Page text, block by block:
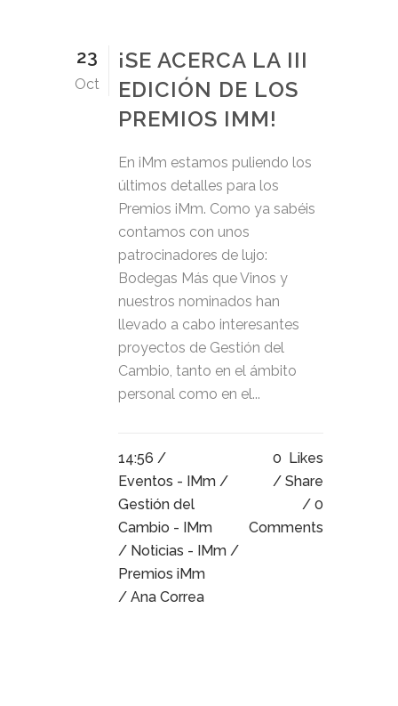
23
Oct
¡SE ACERCA LA III
EDICIÓN DE LOS
PREMIOS IMM!
En iMm estamos puliendo los
últimos detalles para los
Premios iMm. Como ya sabéis
contamos con unos
patrocinadores de lujo:
Bodegas Más que Vinos y
nuestros nominados han
llevado a cabo interesantes
proyectos de Gestión del
Cambio, tanto en el ámbito
personal como en el...
14:56 /
Eventos - IMm /
Gestión del
Cambio - IMm
/ Noticias - IMm /
Premios iMm
/ Ana Correa
0 Likes
Share
0
Comments